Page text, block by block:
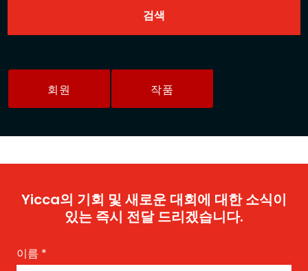
회원 작품
Yicca의 기회 및 새로운 대회에 대한 소식이
있는 즉시 전달 드리겠습니다.
이름 *